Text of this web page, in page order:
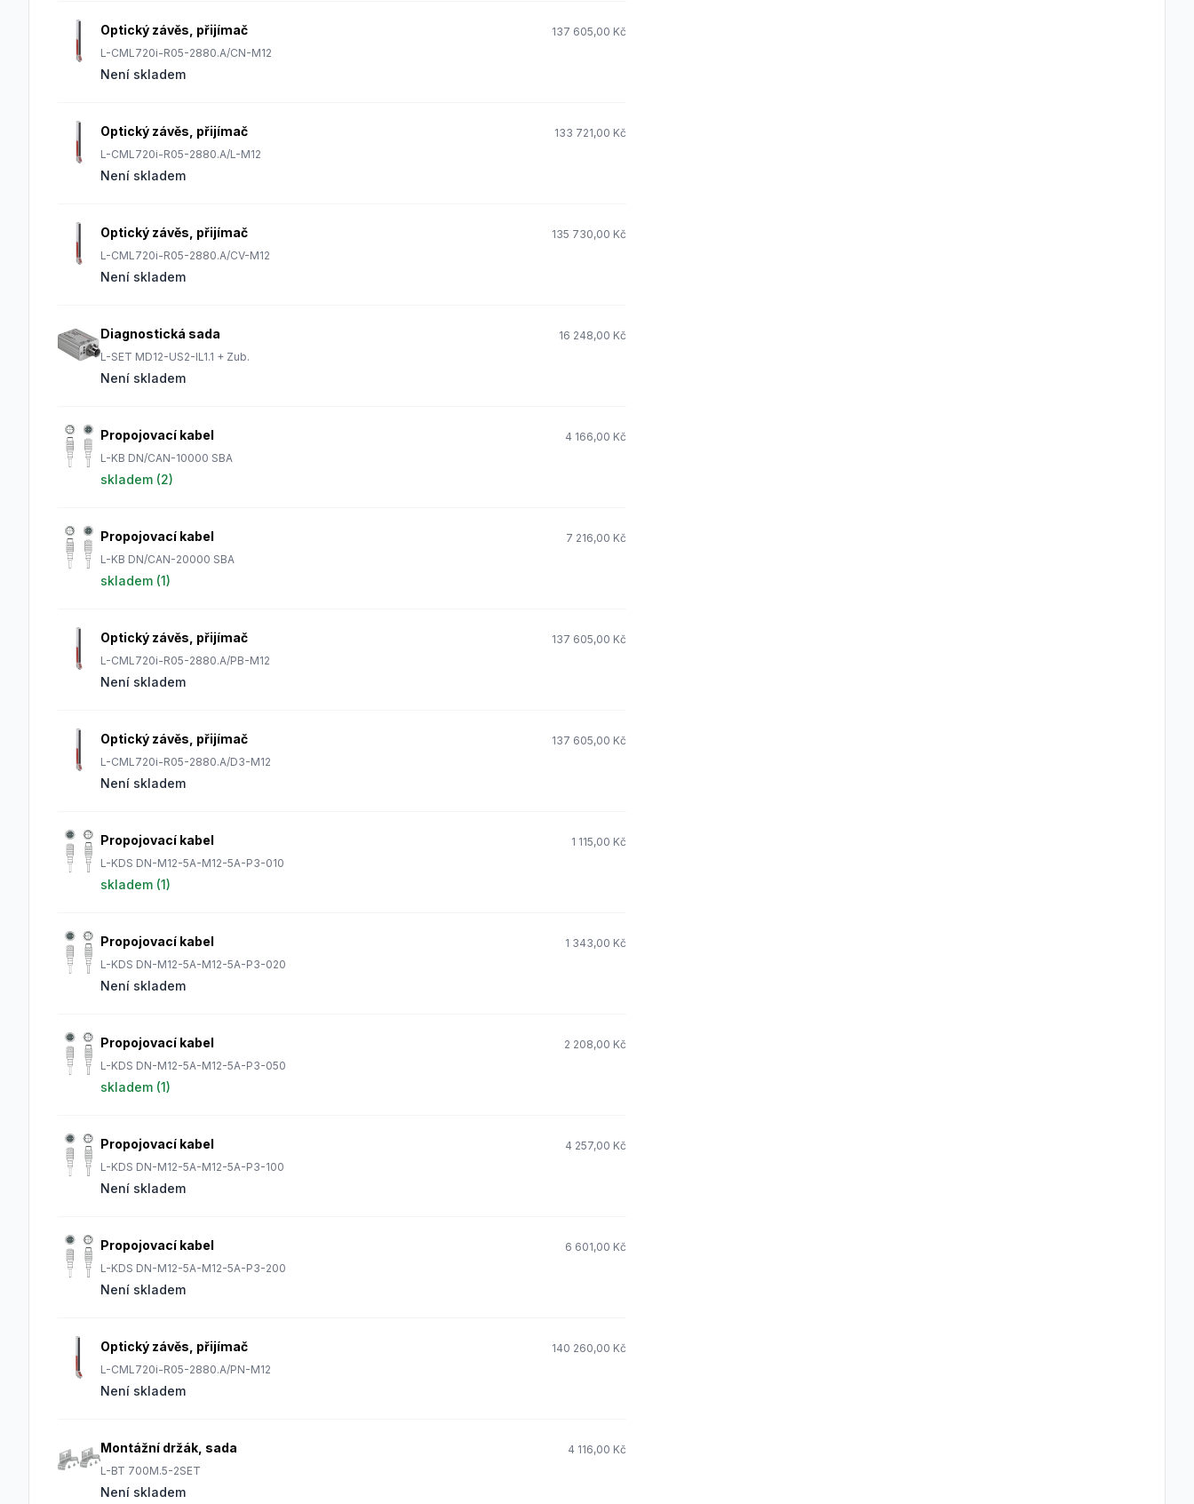
Optický závěs, přijímač
L-CML720i-R05-2880.A/CN-M12
Není skladem
137 605,00 Kč
Optický závěs, přijímač
L-CML720i-R05-2880.A/L-M12
Není skladem
133 721,00 Kč
Optický závěs, přijímač
L-CML720i-R05-2880.A/CV-M12
Není skladem
135 730,00 Kč
Diagnostická sada
L-SET MD12-US2-IL1.1 + Zub.
Není skladem
16 248,00 Kč
Propojovací kabel
L-KB DN/CAN-10000 SBA
skladem (2)
4 166,00 Kč
Propojovací kabel
L-KB DN/CAN-20000 SBA
skladem (1)
7 216,00 Kč
Optický závěs, přijímač
L-CML720i-R05-2880.A/PB-M12
Není skladem
137 605,00 Kč
Optický závěs, přijímač
L-CML720i-R05-2880.A/D3-M12
Není skladem
137 605,00 Kč
Propojovací kabel
L-KDS DN-M12-5A-M12-5A-P3-010
skladem (1)
1 115,00 Kč
Propojovací kabel
L-KDS DN-M12-5A-M12-5A-P3-020
Není skladem
1 343,00 Kč
Propojovací kabel
L-KDS DN-M12-5A-M12-5A-P3-050
skladem (1)
2 208,00 Kč
Propojovací kabel
L-KDS DN-M12-5A-M12-5A-P3-100
Není skladem
4 257,00 Kč
Propojovací kabel
L-KDS DN-M12-5A-M12-5A-P3-200
Není skladem
6 601,00 Kč
Optický závěs, přijímač
L-CML720i-R05-2880.A/PN-M12
Není skladem
140 260,00 Kč
Montážní držák, sada
L-BT 700M.5-2SET
Není skladem
4 116,00 Kč